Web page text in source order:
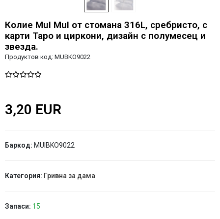
Колие MuI MuI от стомана 316L, сребристо, с
карти Таро и циркони, дизайн с полумесец и
звезда.
Продуктов код: MUBKO9022
3,20 EUR
Баркод: MUIBKO9022
Категория: Гривна за дама
Запаси: 15